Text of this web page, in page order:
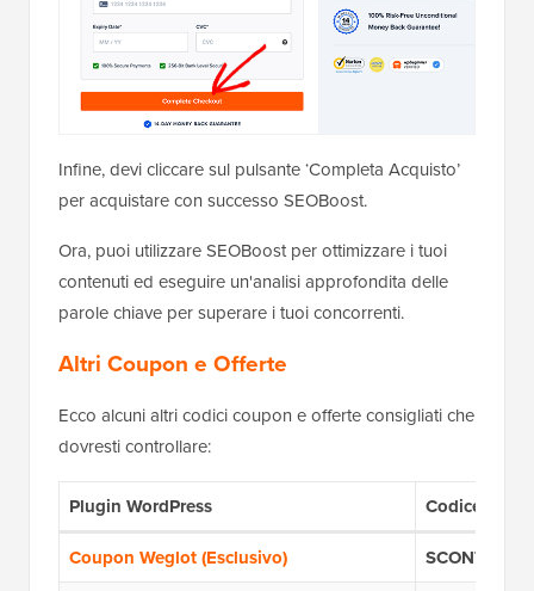
Infine, devi cliccare sul pulsante ‘Completa Acquisto’
per acquistare con successo SEOBoost.
Ora, puoi utilizzare SEOBoost per ottimizzare i tuoi
contenuti ed eseguire un'analisi approfondita delle
parole chiave per superare i tuoi concorrenti.
Altri Coupon e Offerte
Ecco alcuni altri codici coupon e offerte consigliati che
dovresti controllare:
Plugin WordPress
Codice
Coupon Weglot (Esclusivo)
SCONTO